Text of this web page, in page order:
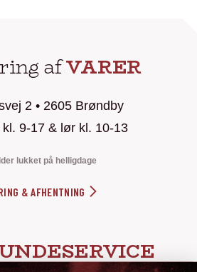
afVARER
2 • 2605 Brøndby
9-17 & lør kl. 10-13
lukket på helligdage
& AFHENTNING